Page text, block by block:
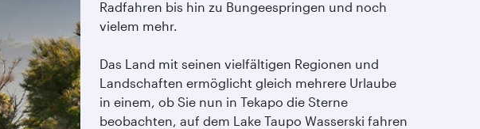
Radfahren bis hin zu Bungeespringen und noch
vielem mehr.
Das Land mit seinen vielfältigen Regionen und
Landschaften ermöglicht gleich mehrere Urlaube
in einem, ob Sie nun in Tekapo die Sterne
beobachten, auf dem Lake Taupo Wasserski fahren